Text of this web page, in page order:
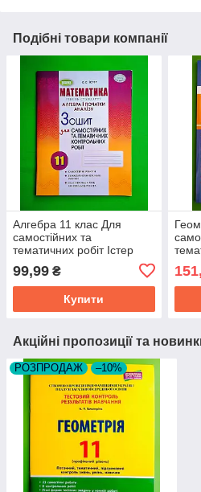
Подібні товари компанії
Алгебра 11 клас Для
самостійних та
тематичних робіт Істер
99,99 ₴
Купити
Акційні пропозиції та
РОЗПРОДАЖ –10%